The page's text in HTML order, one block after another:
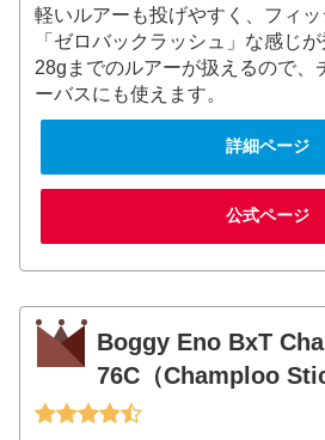
軽いルアーも投げやすく、フィ
「ゼロバックラッシュ」な感じが
28gまでのルアーが扱えるので、
ーバスにも使えます。
詳細ページ
公式ページ
Boggy Eno BxT
76C（Champloo